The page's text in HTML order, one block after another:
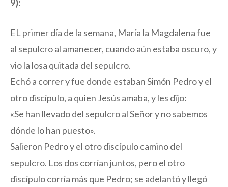
9):
EL primer día de la semana, María la Magdalena fue
al sepulcro al amanecer, cuando aún estaba oscuro, y
vio la losa quitada del sepulcro.
Echó a correr y fue donde estaban Simón Pedro y el
otro discípulo, a quien Jesús amaba, y les dijo:
«Se han llevado del sepulcro al Señor y no sabemos
dónde lo han puesto».
Salieron Pedro y el otro discípulo camino del
sepulcro. Los dos corrían juntos, pero el otro
discípulo corría más que Pedro; se adelantó y llegó